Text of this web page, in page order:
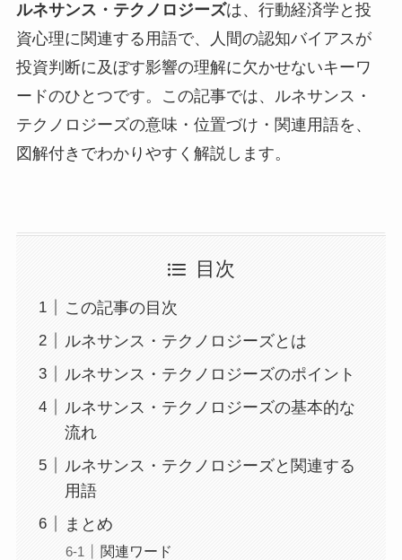
ルネサンス・テクノロジーズは、行動経済学と投
資心理に関連する用語で、人間の認知バイアスが
投資判断に及ぼす影響の理解に欠かせないキーワ
ードのひとつです。この記事では、ルネサンス・
テクノロジーズの意味・位置づけ・関連用語を、
図解付きでわかりやすく解説します。
目次
この記事の目次
ルネサンス・テクノロジーズとは
ルネサンス・テクノロジーズのポイント
ルネサンス・テクノロジーズの基本的な
流れ
ルネサンス・テクノロジーズと関連する
用語
まとめ
関連ワード